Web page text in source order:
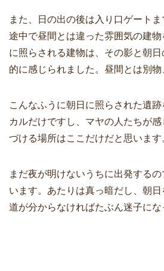
また、日の出の後は入り口ゲート
途中で昼間とは違った雰囲気の建
に照らされる建物は、その影と朝
的に感じられました。昼間とは別物
こんなふうに朝日に照らされた遺
カルだけですし、マヤの人たちが
づける場所はここだけだと思います
まだ夜が明けないうちに出発するの
います。あたりは真っ暗だし、朝
道が分からなければたぶん迷子にな